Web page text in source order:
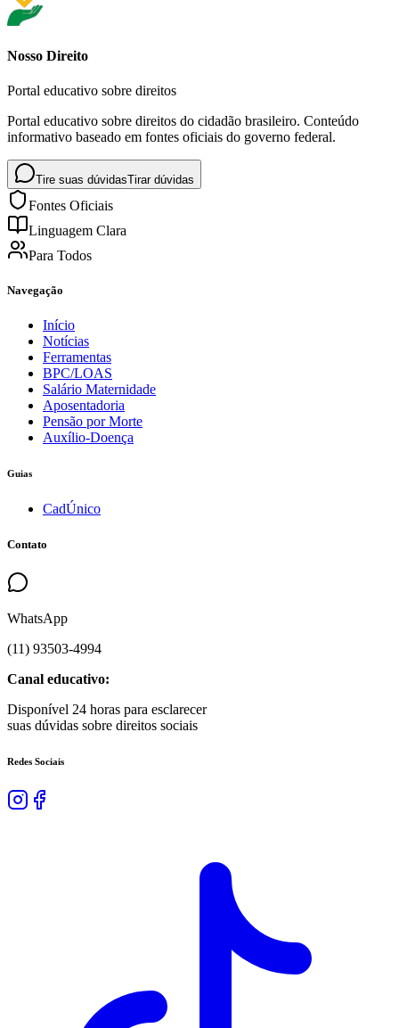
Nosso Direito
Portal educativo sobre direitos
Portal educativo sobre direitos do cidadão brasileiro. Conteúdo
informativo baseado em fontes oficiais do governo federal.
Tire suas dúvidasTirar dúvidas
Fontes Oficiais
Linguagem Clara
Para Todos
Navegação
Início
Notícias
Ferramentas
BPC/LOAS
Salário Maternidade
Aposentadoria
Pensão por Morte
Auxílio-Doença
Guias
CadÚnico
Contato
WhatsApp
(11) 93503-4994
Canal educativo:
Disponível 24 horas para esclarecer
suas dúvidas sobre direitos sociais
Redes Sociais